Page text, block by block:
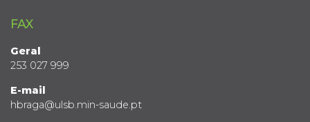
FAX
Geral
253 027 999
E-mail
hbraga@ulsb.min-saude.pt